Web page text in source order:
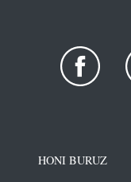
HONI BURUZ